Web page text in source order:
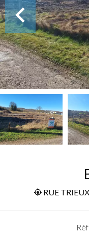
RUE